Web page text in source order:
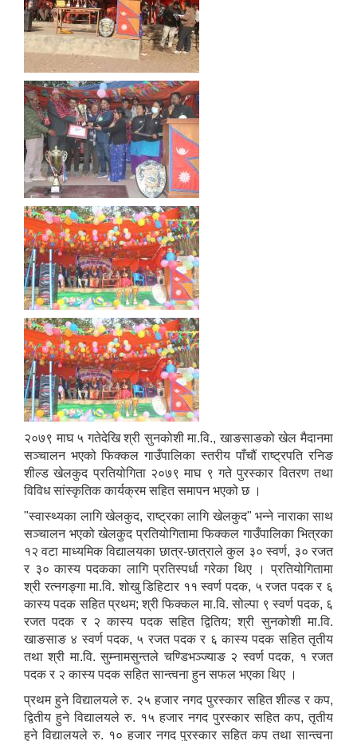
२०७९ माघ ५ गतेदेखि श्री सुनकोशी मा.वि., खाङसाङको खेल मैदानमा
सञ्चालन भएको फिक्कल गाउँपालिका स्तरीय पाँचौं राष्ट्रपति रनिङ
शील्ड खेलकुद प्रतियोगिता २०७९ माघ ९ गते पुरस्कार वितरण तथा
विविध सांस्कृतिक कार्यक्रम सहित समापन भएको छ ।
"स्वास्थ्यका लागि खेलकुद, राष्ट्रका लागि खेलकुद" भन्ने नाराका साथ
सञ्चालन भएको खेलकुद प्रतियोगितामा फिक्कल गाउँपालिका भित्रका
१२ वटा माध्यमिक विद्यालयका छात्र-छात्राले कुल ३० स्वर्ण, ३० रजत
र ३० कास्य पदकका लागि प्रतिस्पर्धा गरेका थिए । प्रतियोगितामा
श्री रत्नगङ्गा मा.वि. शोखु डिहिटार ११ स्वर्ण पदक, ५ रजत पदक र ६
कास्य पदक सहित प्रथम; श्री फिक्कल मा.वि. सोल्पा ९ स्वर्ण पदक, ६
रजत पदक र २ कास्य पदक सहित द्वितिय; श्री सुनकोशी मा.वि.
खाङसाङ ४ स्वर्ण पदक, ५ रजत पदक र ६ कास्य पदक सहित तृतीय
तथा श्री मा.वि. सुम्नामसुन्तले चण्डिभञ्ज्याङ २ स्वर्ण पदक, १ रजत
पदक र २ कास्य पदक सहित सान्त्वना हुन सफल भएका थिए ।
प्रथम हुने विद्यालयले रु. २५ हजार नगद पुरस्कार सहित शील्ड र कप,
द्वितीय हुने विद्यालयले रु. १५ हजार नगद पुरस्कार सहित कप, तृतीय
हुने विद्यालयले रु. १० हजार नगद पुरस्कार सहित कप तथा सान्त्वना